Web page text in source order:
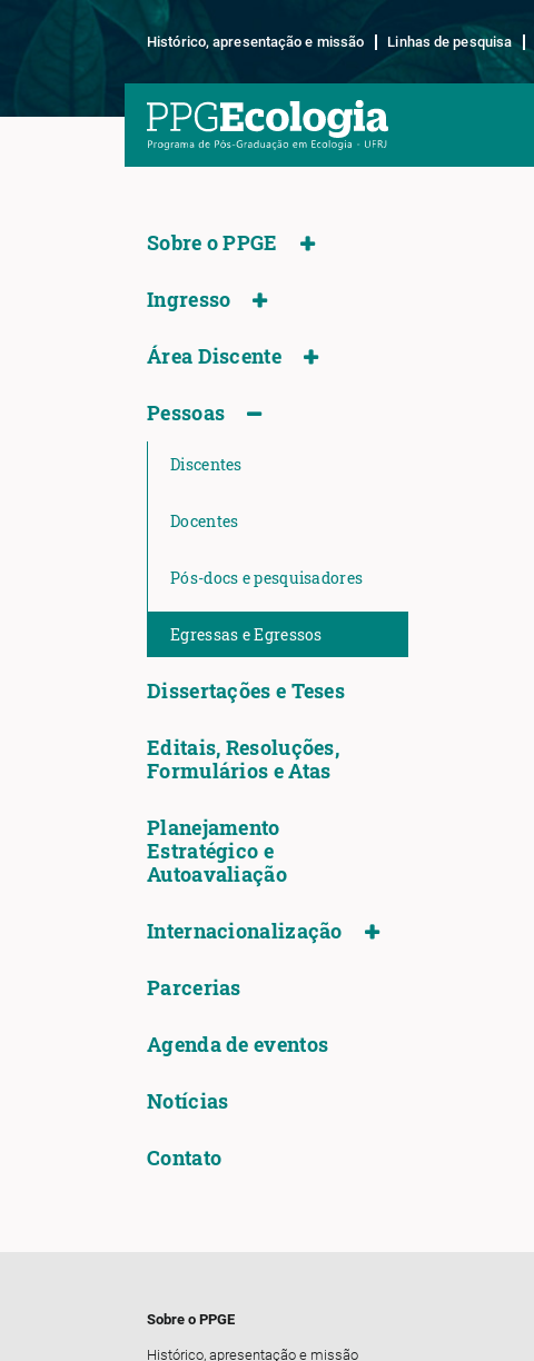
Histórico, apresentação e missão Linhas de pesquisa
Sobre o PPGE
Ingresso
Área Discente
Pessoas
Discentes
Docentes
Pós-docs e pesquisadores
Egressas e Egressos
Dissertações e Teses
Editais, Resoluções,
Formulários e Atas
Planejamento
Estratégico e
Autoavaliação
Internacionalização
Parcerias
Agenda de eventos
Notícias
Contato
Sobre o PPGE
Histórico, apresentação e missão